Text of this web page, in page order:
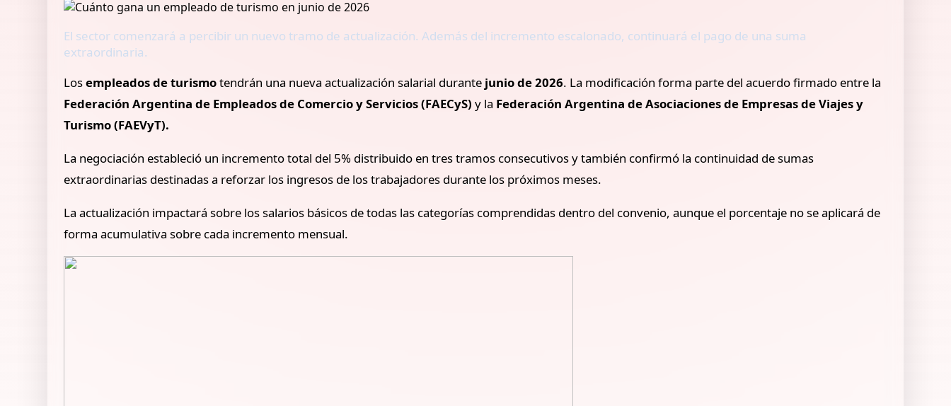
El sector comenzará a percibir un nuevo tramo de actualización. Además del incremento escalonado, continuará el pago de una suma
extraordinaria.
Losempleados de turismotendrán una nueva actualización salarial durante junio de 2026. La modificación forma parte del acuerdo firmado entre la
Federación Argentina de Empleados de Comercio y Servicios (FAECyS) y la Federación Argentina de Asociaciones de Empresas de Viajes y
Turismo (FAEVyT).
La negociación estableció un incremento total del 5% distribuido en tres tramos consecutivos y también confirmó la continuidad de sumas
extraordinarias destinadas a reforzar los ingresos de los trabajadores durante los próximos meses.
La actualización impactará sobre los salarios básicos de todas las categorías comprendidas dentro del convenio, aunque el porcentaje no se aplicará de
forma acumulativa sobre cada incremento mensual.